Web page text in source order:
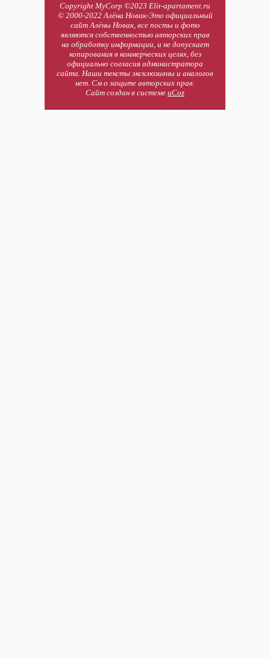
Copyright MyCorp ©2023 Elit-apartament.ru
© 2000-2022 Алёна Новак-Это официальный
сайт Алёны Новак, все посты и фото
являются собственностью авторских прав
на обработку информации, и не допускает
копирования в коммерческих целях, без
официально согласия администратора
сайта. Наши тексты эксклюзивны и аналогов
нет. См о защите авторских прав.
Сайт создан в системе uCoz